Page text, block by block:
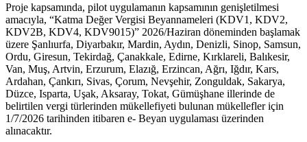
Proje kapsamında, pilot uygulamanın kapsamının genişletilmesi
amacıyla, “Katma Değer Vergisi Beyannameleri (KDV1, KDV2,
KDV2B, KDV4, KDV9015)” 2026/Haziran döneminden başlamak
üzere Şanlıurfa, Diyarbakır, Mardin, Aydın, Denizli, Sinop, Samsun,
Ordu, Giresun, Tekirdağ, Çanakkale, Edirne, Kırklareli, Balıkesir,
Van, Muş, Artvin, Erzurum, Elazığ, Erzincan, Ağrı, Iğdır, Kars,
Ardahan, Çankırı, Sivas, Çorum, Nevşehir, Zonguldak, Sakarya,
Düzce, Isparta, Uşak, Aksaray, Tokat, Gümüşhane illerinde de
belirtilen vergi türlerinden mükellefiyeti bulunan mükellefler için
1/7/2026 tarihinden itibaren e- Beyan uygulaması üzerinden
alınacaktır.